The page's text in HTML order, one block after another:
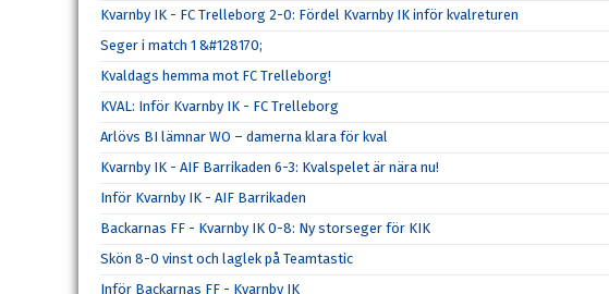
Kvarnby IK - FC Trelleborg 2-0: Fördel Kvarnby IK inför kvalreturen
Seger i match 1 &#128170;
Kvaldags hemma mot FC Trelleborg!
KVAL: Inför Kvarnby IK - FC Trelleborg
Arlövs BI lämnar WO – damerna klara för kval
Kvarnby IK - AIF Barrikaden 6-3: Kvalspelet är nära nu!
Inför Kvarnby IK - AIF Barrikaden
Backarnas FF - Kvarnby IK 0-8: Ny storseger för KIK
Skön 8-0 vinst och laglek på Teamtastic
Inför Backarnas FF - Kvarnby IK